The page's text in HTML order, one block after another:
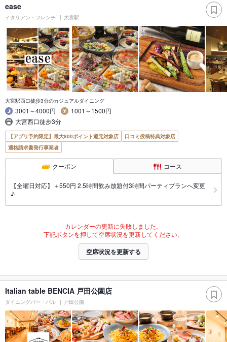
ease
イタリアン・フレンチ 大宮駅
大宮駅西口徒歩3分のカジュアルダイニング
3001～4000円
1001～1500円
大宮西口徒歩3分
【アプリ予約限定】最大800ポイント還元対象店
口コミ投稿特典対象店
適格請求書発行事業者
クーポン コース
【全曜日対応】＋550円 2.5時間飲み放題付3時間パーティプランへ変更
♪
カレンダーの更新に失敗しました。
下記ボタンを押して空席状況を更新してください。
空席状況を更新する
Italian table BENCIA 戸田公園店
ダイニングバー・バル 戸田公園